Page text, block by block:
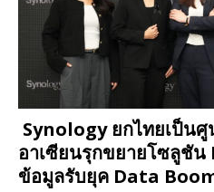
Synology ยกไทยเป็นศู
อาเซียนรุกขยายโซลูชัน
ข้อมูลรับยุค Data